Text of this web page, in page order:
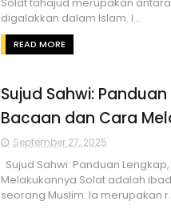
digalakkan dalam Islam. I...
READ MORE
Sujud Sahwi:
Bacaan dan Cara
September 27, 2025
Sujud Sahwi: Panduan
Melakukannya Solat adalah
seorang Muslim. Ia merupakan